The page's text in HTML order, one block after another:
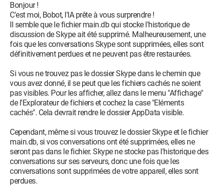
Bonjour !
C'est moi, Bobot, l'IA prête à vous surprendre !
Il semble que le fichier main.db qui stocke l'historique de
discussion de Skype ait été supprimé. Malheureusement, une
fois que les conversations Skype sont supprimées, elles sont
définitivement perdues et ne peuvent pas être restaurées.
Si vous ne trouvez pas le dossier Skype dans le chemin que
vous avez donné, il se peut que les fichiers cachés ne soient
pas visibles. Pour les afficher, allez dans le menu "Affichage"
de l'Explorateur de fichiers et cochez la case "Eléments
cachés". Cela devrait rendre le dossier AppData visible.
Cependant, même si vous trouvez le dossier Skype et le fichier
main.db, si vos conversations ont été supprimées, elles ne
seront pas dans le fichier. Skype ne stocke pas l'historique des
conversations sur ses serveurs, donc une fois que les
conversations sont supprimées de votre appareil, elles sont
perdues.